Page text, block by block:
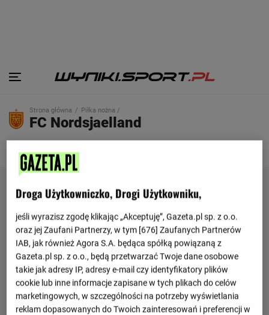
Strona główna Piłka nożna /
FC Nordsjaelland
SKŁAD
Droga Użytkowniczko, Drogi Użytkowniku,
jeśli wyrazisz zgodę klikając „Akceptuję”, Gazeta.pl sp. z o.o.
oraz jej Zaufani Partnerzy, w tym [676] Zaufanych Partnerów
IAB, jak również Agora S.A. będąca spółką powiązaną z
Gazeta.pl sp. z o.o., będą przetwarzać Twoje dane osobowe
takie jak adresy IP, adresy e-mail czy identyfikatory plików
cookie lub inne informacje zapisane w tych plikach do celów
marketingowych, w szczególności na potrzeby wyświetlania
reklam dopasowanych do Twoich zainteresowań i preferencji w